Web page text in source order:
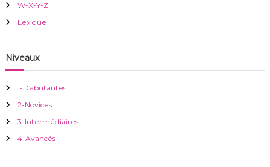
o
n
d
e
l
W-X-Y-Z
Lexique
Niveaux
1-Débutantes
2-Novices
3-Intermédiaires
4-Avancés